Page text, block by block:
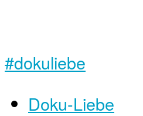
#dokuliebe
Doku-Liebe